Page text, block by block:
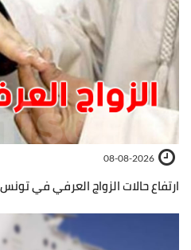
08-08-2026
ارتفاع حالات الزواج العرفي في